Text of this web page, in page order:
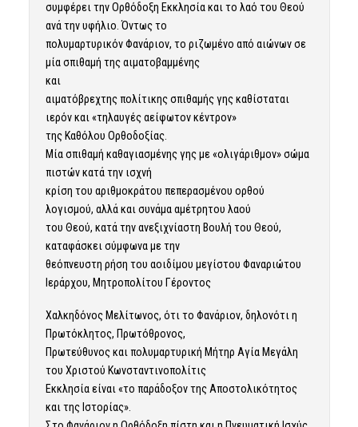
συμφέρει την Ορθόδοξη Εκκλησία και το λαό του Θεού
ανά την υφήλιο. Όντως το
πολυμαρτυρικόν Φανάριον, το ριζωμένο από αιώνων σε
μία σπιθαμή της αιματοβαμμένης
και
αιματόβρεχτης πολίτικης σπιθαμής γης καθίσταται
ιερόν και «τηλαυγές αείφωτον κέντρον»
της Καθόλου Ορθοδοξίας.
Μία σπιθαμή καθαγιασμένης γης με «ολιγάριθμον» σώμα
πιστών κατά την ισχνή
κρίση του αριθμοκράτου πεπερασμένου ορθού
λογισμού, αλλά και συνάμα αμέτρητου λαού
του Θεού, κατά την ανεξιχνίαστη Βουλή του Θεού,
καταφάσκει σύμφωνα με την
θεόπνευστη ρήση του αοιδίμου μεγίστου Φαναριώτου
Ιεράρχου, Μητροπολίτου Γέροντος
Χαλκηδόνος Μελίτωνος, ότι το Φανάριον, δηλονότι η
Πρωτόκλητος, Πρωτόθρονος,
Πρωτεύθυνος και πολυμαρτυρική Μήτηρ Αγία Μεγάλη
του Χριστού Κωνσταντινοπολίτις
Εκκλησία είναι «το παράδοξον της Αποστολικότητος
και της Ιστορίας».